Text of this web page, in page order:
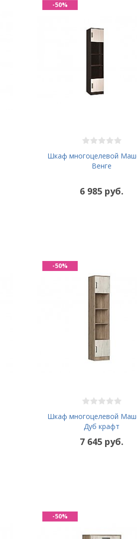
Шкаф многоцелевой
Венге
6 985 руб.
-50%
Шкаф многоцелевой
Дуб крафт
7 645 руб.
-50%
-50%